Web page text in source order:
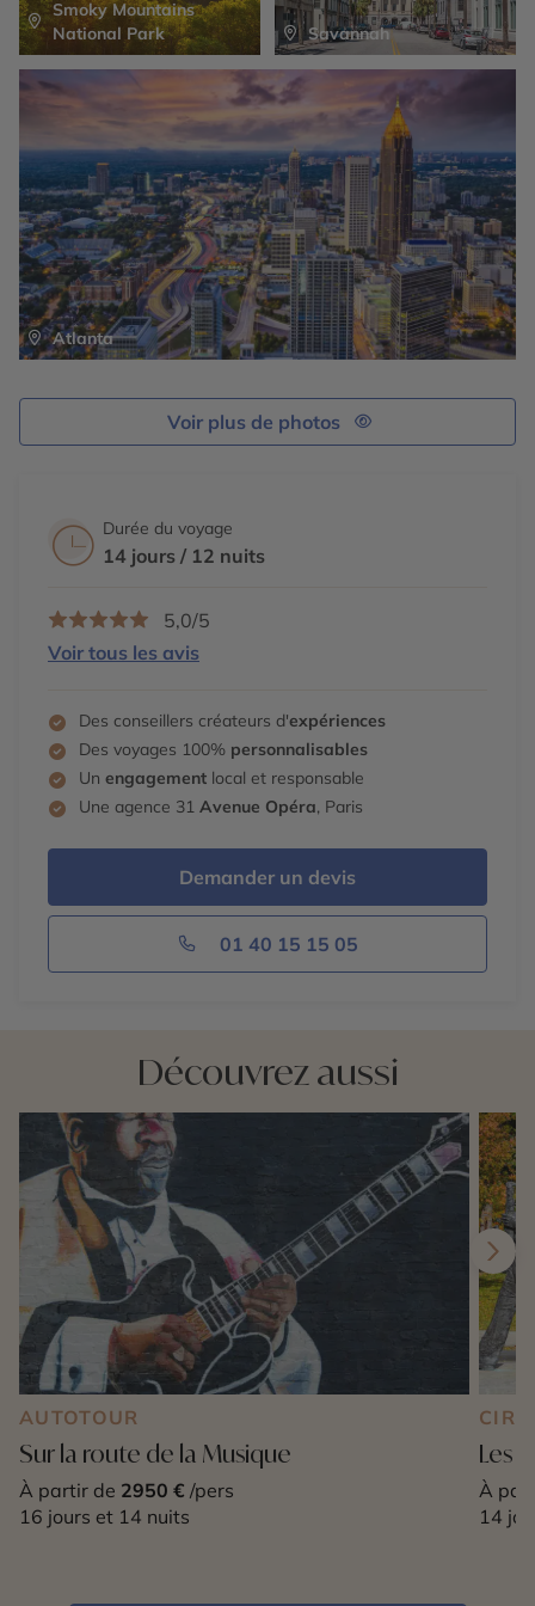
Atlanta
Smoky Mountains
National Park
Savannah
Voir plus de photos
Durée du voyage
14 jours / 12 nuits
5,0/5
Voir tous les avis
Des conseillers créateurs d'expériences
Des voyages 100% personnalisables
Un engagement local et responsable
Une agence 31 Avenue Opéra, Paris
Demander un devis
01 40 15 15 05
Découvrez aussi
AUTOTOUR
Sur la route de la Musique
À partir de 2950 € /pers
16 jours et 14 nuits
Les
À
14